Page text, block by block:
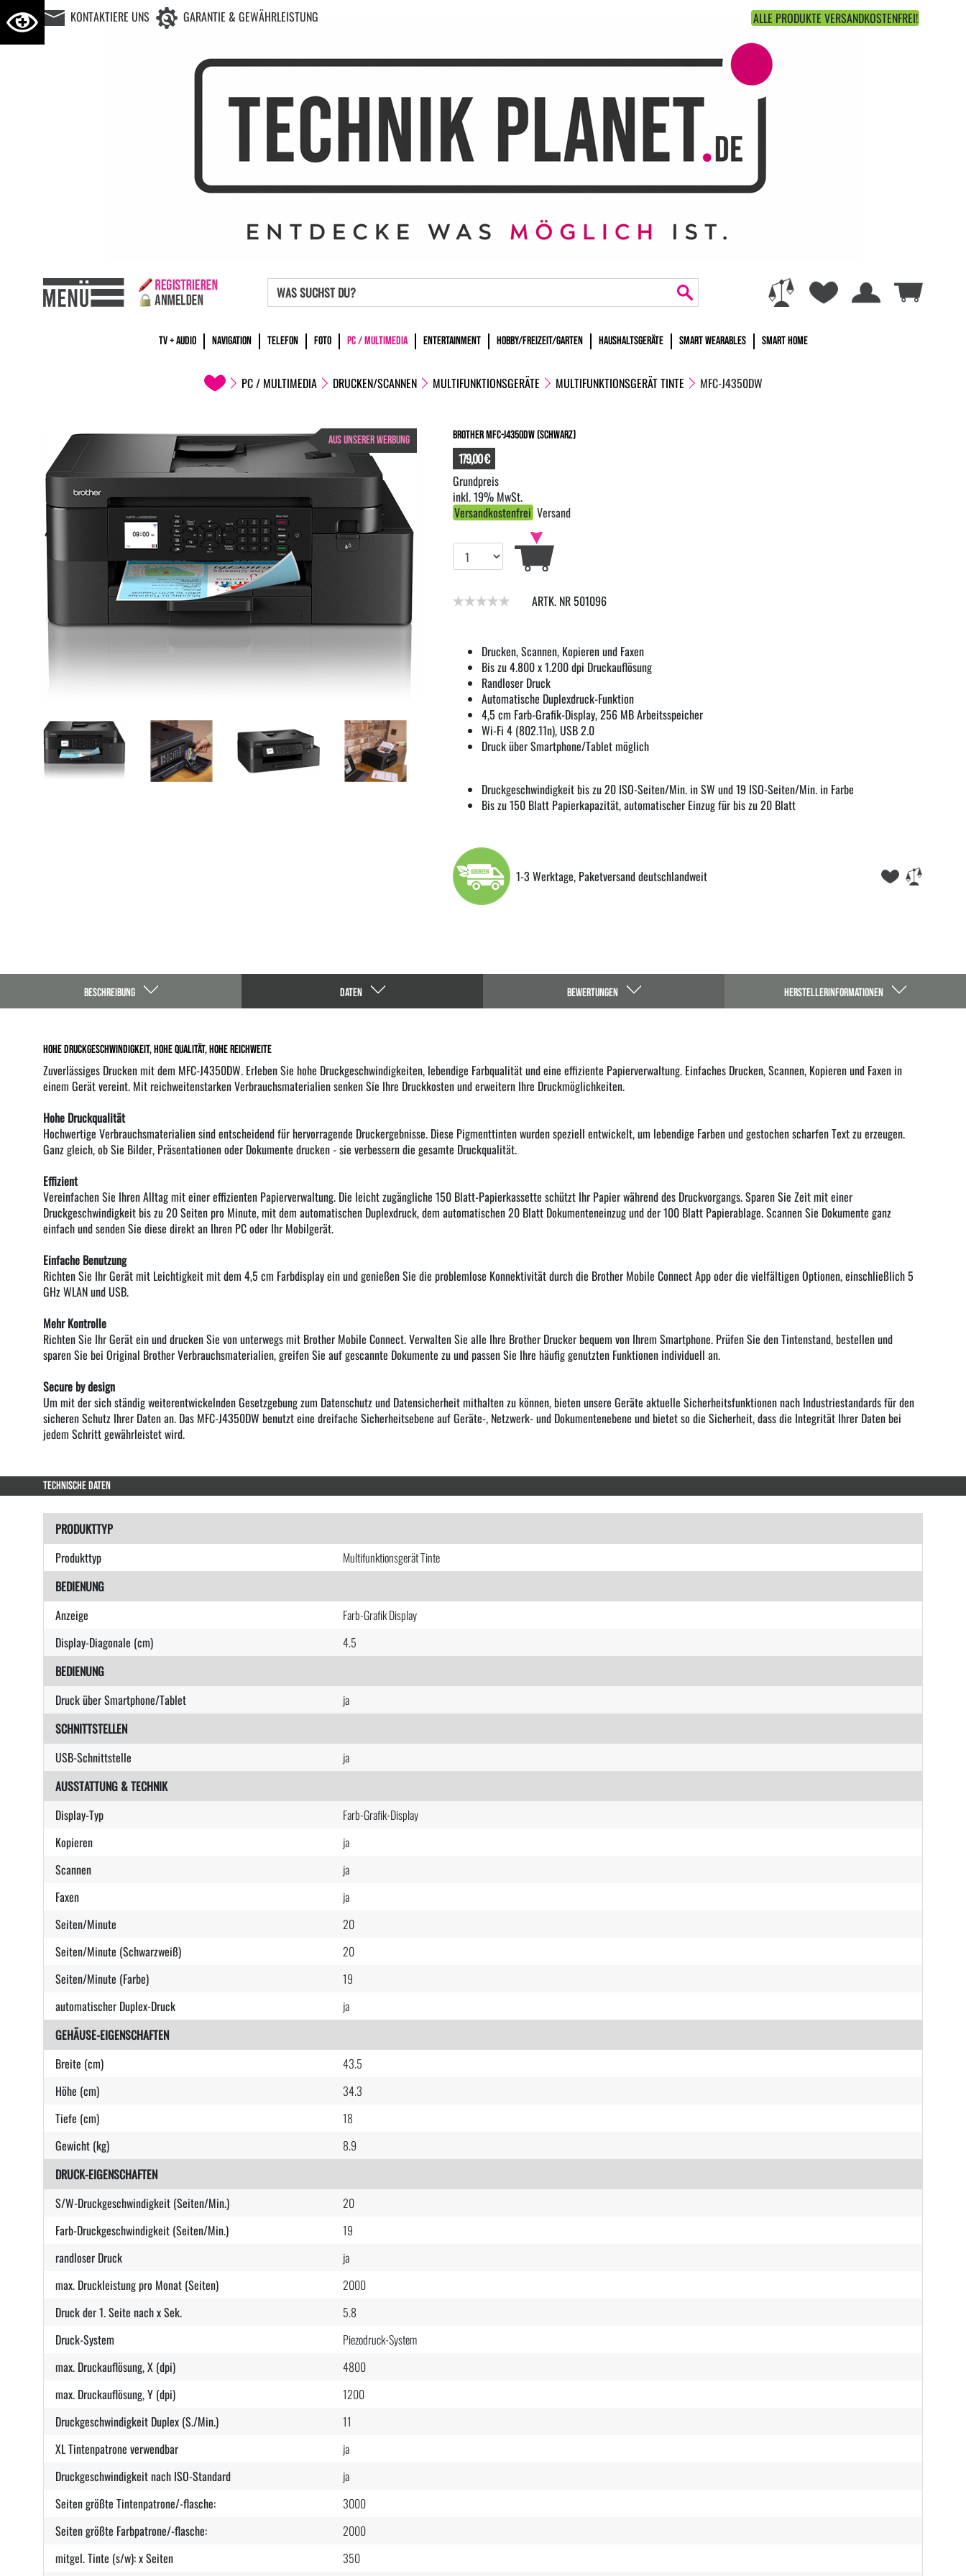
KONTAKTIERE UNS GARANTIE & GEWÄHRLEISTUNG ALLE PRODUKTE VERSANDKOSTENFREI!
TV + AUDIO NAVIGATION TELEFON FOTO PC / MULTIMEDIA ENTERTAINMENT HOBBY/FREIZEIT/GARTEN HAUSHALTSGERÄTE SMART WEARABLES SMART HOME
PC / MULTIMEDIA DRUCKEN/SCANNEN MULTIFUNKTIONSGERÄTE MULTIFUNKTIONSGERÄT TINTE MFC-J4350DW
AUS UNSERER WERBUNG Brother MFC-J4350DW (Schwarz)
ARTK. NR 501096
Drucken, Scannen, Kopieren und Faxen
Bis zu 4.800 x 1.200 dpi Druckauflösung
Randloser Druck
Automatische Duplexdruck-Funktion
4,5 cm Farb-Grafik-Display, 256 MB Arbeitsspeicher
Wi-Fi 4 (802.11n), USB 2.0
Druck über Smartphone/Tablet möglich
Druckgeschwindigkeit bis zu 20 ISO-Seiten/Min. in SW und 19 ISO-Seiten/Min. in Farbe
Bis zu 150 Blatt Papierkapazität, automatischer Einzug für bis zu 20 Blatt
1-3 Werktage, Paketversand deutschlandweit
179,00 €
inkl. 19% MwSt.
Versandkostenfrei Versand
BESCHREIBUNG DATEN BEWERTUNGEN HERSTELLERINFORMATIONEN
Hohe Druckgeschwindigkeit, hohe Qualität, hohe Reichweite
Zuverlässiges Drucken mit dem MFC-J4350DW. Erleben Sie hohe Druckgeschwindigkeiten, lebendige Farbqualität und eine effiziente Papierverwaltung. Einfaches Drucken, Scannen, Kopieren und Faxen in
einem Gerät vereint. Mit reichweitenstarken Verbrauchsmaterialien senken Sie Ihre Druckkosten und erweitern Ihre Druckmöglichkeiten.
Hohe Druckqualität
Hochwertige Verbrauchsmaterialien sind entscheidend für hervorragende Druckergebnisse. Diese Pigmenttinten wurden speziell entwickelt, um lebendige Farben und gestochen scharfen Text zu erzeugen.
Ganz gleich, ob Sie Bilder, Präsentationen oder Dokumente drucken - sie verbessern die gesamte Druckqualität.
Effizient
Vereinfachen Sie Ihren Alltag mit einer effizienten Papierverwaltung. Die leicht zugängliche 150 Blatt-Papierkassette schützt Ihr Papier während des Druckvorgangs. Sparen Sie Zeit mit einer
Druckgeschwindigkeit bis zu 20 Seiten pro Minute, mit dem automatischen Duplexdruck, dem automatischen 20 Blatt Dokumenteneinzug und der 100 Blatt Papierablage. Scannen Sie Dokumente ganz
einfach und senden Sie diese direkt an Ihren PC oder Ihr Mobilgerät.
Einfache Benutzung
Richten Sie Ihr Gerät mit Leichtigkeit mit dem 4,5 cm Farbdisplay ein und genießen Sie die problemlose Konnektivität durch die Brother Mobile Connect App oder die vielfältigen Optionen, einschließlich 5
GHz WLAN und USB.
Mehr Kontrolle
Richten Sie Ihr Gerät ein und drucken Sie von unterwegs mit Brother Mobile Connect. Verwalten Sie alle Ihre Brother Drucker bequem von Ihrem Smartphone. Prüfen Sie den Tintenstand, bestellen und
sparen Sie bei Original Brother Verbrauchsmaterialien, greifen Sie auf gescannte Dokumente zu und passen Sie Ihre häufig genutzten Funktionen individuell an.
Secure by design
Um mit der sich ständig weiterentwickelnden Gesetzgebung zum Datenschutz und Datensicherheit mithalten zu können, bieten unsere Geräte aktuelle Sicherheitsfunktionen nach Industriestandards für den
sicheren Schutz Ihrer Daten an. Das MFC-J4350DW benutzt eine dreifache Sicherheitsebene auf Geräte-, Netzwerk- und Dokumentenebene und bietet so die Sicherheit, dass die Integrität Ihrer Daten bei
jedem Schritt gewährleistet wird.
TECHNISCHE DATEN
PRODUKTTYP
Produkttyp
Multifunktionsgerät Tinte
BEDIENUNG
Anzeige
Farb-Grafik Display
Display-Diagonale (cm)
4.5
BEDIENUNG
Druck über Smartphone/Tablet
ja
SCHNITTSTELLEN
USB-Schnittstelle
ja
AUSSTATTUNG & TECHNIK
Display-Typ
Farb-Grafik-Display
Kopieren
ja
Scannen
ja
Faxen
ja
Seiten/Minute
20
Seiten/Minute (Schwarzweiß)
20
Seiten/Minute (Farbe)
19
automatischer Duplex-Druck
ja
GEHÄUSE-EIGENSCHAFTEN
Breite (cm)
43.5
Höhe (cm)
34.3
Tiefe (cm)
18
Gewicht (kg)
8.9
DRUCK-EIGENSCHAFTEN
S/W-Druckgeschwindigkeit (Seiten/Min.)
20
Farb-Druckgeschwindigkeit (Seiten/Min.)
19
randloser Druck
ja
max. Druckleistung pro Monat (Seiten)
2000
Druck der 1. Seite nach x Sek.
5.8
Druck-System
Piezodruck-System
max. Druckauflösung, X (dpi)
4800
max. Druckauflösung, Y (dpi)
1200
Druckgeschwindigkeit Duplex (S./Min.)
11
XL Tintenpatrone verwendbar
ja
Druckgeschwindigkeit nach ISO-Standard
ja
Seiten größte Tintenpatrone/-flasche:
3000
Seiten größte Farbpatrone/-flasche:
2000
mitgel. Tinte (s/w): x Seiten
350